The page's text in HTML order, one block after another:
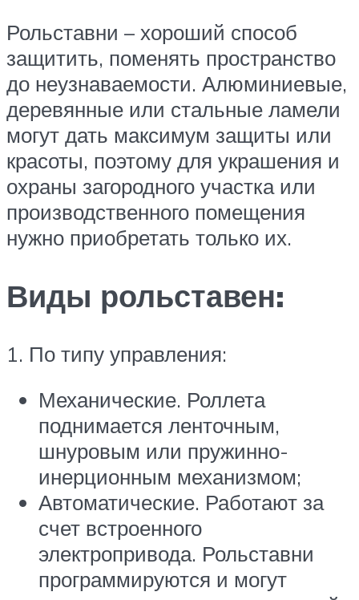
Рольставни – хороший способ
защитить, поменять пространство
до неузнаваемости. Алюминиевые,
деревянные или стальные ламели
могут дать максимум защиты или
красоты, поэтому для украшения и
охраны загородного участка или
производственного помещения
нужно приобретать только их.
Виды рольставен:
1. По типу управления:
Механические. Роллета
поднимается ленточным,
шнуровым или пружинно-
инерционным механизмом;
Автоматические. Работают за
счет встроенного
электропривода. Рольставни
программируются и могут